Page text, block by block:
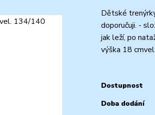
Dětské
doporučuji. -
jak leží, po
výška 18
Dostupnost
Doba dodání